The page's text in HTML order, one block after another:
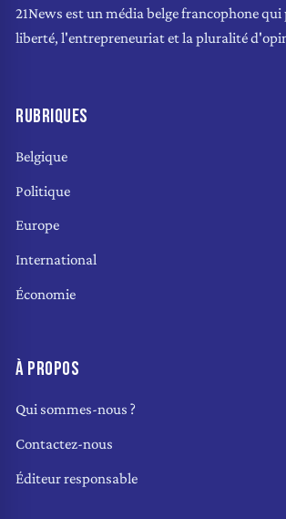
21News est un média belge francophone
liberté, l'entrepreneuriat et la pluralité
RUBRIQUES
Belgique
Politique
Europe
International
Économie
À PROPOS
Qui sommes-nous ?
Contactez-nous
Éditeur responsable